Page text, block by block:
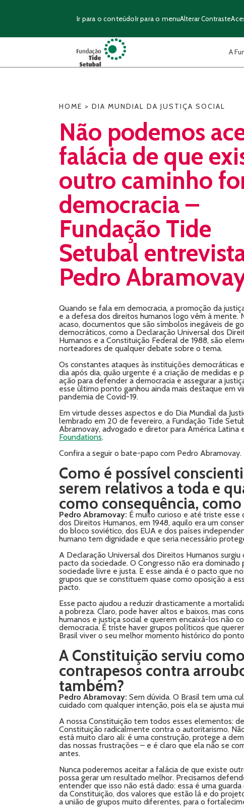
Ir para o conteúdoIr para o menuAlterar Contraste
A
HOME > DIA MUNDIAL DA JUSTIÇA SOCIAL
Não podemos
falácia de que
outro caminho
democracia –
Fundação Tide
Setubal
Pedro
Quando se fala em democracia, a promoção da
e a defesa dos direitos humanos logo vêm à mente.
acaso, documentos que são símbolos inegáveis de
democráticos, como a Declaração Universal dos
Humanos e a Constituição Federal de 1988, são
norteadores de qualquer debate sobre o tema.
Os constantes ataques às instituições democráticas
dia após dia, quão urgente é a criação de medidas e
ação para defender a democracia e assegurar a
esse último ponto ganhou ainda mais destaque em
pandemia de Covid-19.
Em virtude desses aspectos e do Dia Mundial da
lembrado em 20 de fevereiro, a Fundação Tide
Abramovay, advogado e diretor para América Latina
Foundations.
Confira a seguir o bate-papo com Pedro Abramovay.
Como é possível
serem relativos a toda e
como consequência,
Pedro Abramovay: É muito curioso e até triste esse
dos Direitos Humanos, em 1948, aquilo era um
do bloco soviético, dos EUA e dos países
humano tem dignidade e que seria necessário
A Declaração Universal dos Direitos Humanos
pacto da sociedade. O Congresso não era
sociedade livre e justa. E esse ainda é o pacto que
grupos que se constituem quase como oposição a
pacto.
Esse pacto ajudou a reduzir drasticamente a
a pobreza. Claro, pode haver altos e baixos, mas
humanos e justiça social e querem encaixá-los não
democracia. É triste haver grupos políticos que
Brasil viver o seu melhor momento histórico do
A Constituição serviu
contrapesos contra
também?
Pedro Abramovay: Sem dúvida. O Brasil tem uma
cuidado com qualquer intenção, pois ela se ajusta
A nossa Constituição tem todos esses elementos:
Constituição radicalmente contra o autoritarismo.
está muito claro ali: é uma construção, protege a
das nossas frustrações – e é claro que ela não se
antes.
Nunca poderemos aceitar a falácia de que existe
possa gerar um resultado melhor. Precisamos
entender que isso não está dado: essa é uma
da Constituição, dos valores que estão lá e do
a união de grupos muito diferentes, para o